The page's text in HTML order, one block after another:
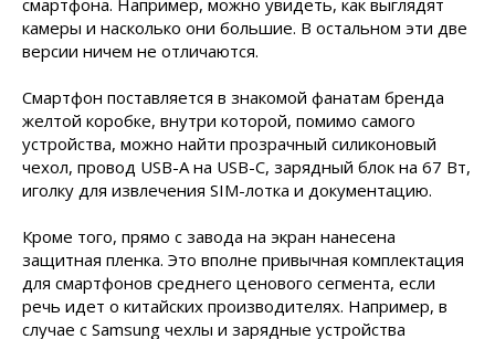
смартфона. Например, можно увидеть, как выглядят
камеры и насколько они большие. В остальном эти две
версии ничем не отличаются.
Смартфон поставляется в знакомой фанатам бренда
желтой коробке, внутри которой, помимо самого
устройства, можно найти прозрачный силиконовый
чехол, провод USB-A на USB-C, зарядный блок на 67 Вт,
иголку для извлечения SIM-лотка и документацию.
Кроме того, прямо с завода на экран нанесена
защитная пленка. Это вполне привычная комплектация
для смартфонов среднего ценового сегмента, если
речь идет о китайских производителях. Например, в
случае с Samsung чехлы и зарядные устройства